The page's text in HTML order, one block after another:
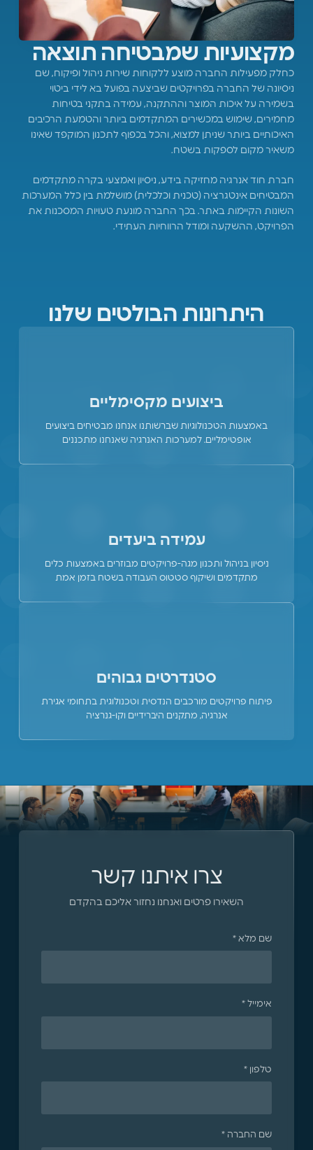
מקצועיות שמבטיחה תוצאה
כחלק מפעילות החברה מוצע ללקוחות שירות ניהול ופיקוח, שם
ניסיונה של החברה בפרויקטים שביצעה בפועל בא לידי ביטוי
בשמירה על איכות המוצר וההתקנה, עמידה בתקני בטיחות
מחמירים, שימוש במכשירים המתקדמים ביותר והטמעת הרכיבים
האיכותיים ביותר שניתן למצוא, והכל בכפוף לתכנון המוקפד שאינו
משאיר מקום לספקות בשטח.
חברת חוד אנרגיה מחזיקה בידע, ניסיון ואמצעי בקרה מתקדמים
המבטיחים אינטגרציה (טכנית וכלכלית) מושלמת בין כלל המערכות
השונות הקיימות באתר. בכך החברה מונעת טעויות המסכנות את
הפרויקט, ההשקעה ומודל הרווחיות העתידי.
היתרונות הבולטים שלנו
ביצועים מקסימליים
באמצעות הטכנולוגיות שברשותנו אנחנו מבטיחים ביצועים
אופטימליים. למערכות האנרגיה שאנחנו מתכננים
עמידה ביעדים
ניסיון בניהול ותכנון מגה-פרויקטים מבוזרים באמצעות כלים
מתקדמים ושיקוף סטטוס העבודה בשטח בזמן אמת
סטנדרטים גבוהים
פיתוח פרויקטים מורכבים הנדסית וטכנולוגית בתחומי אגירת
אנרגיה, מתקנים היברידיים וקו-גנרציה
צרו איתנו קשר
השאירו פרטים ואנחנו נחזור אליכם בהקדם
שם מלא *
אימייל *
טלפון *
שם החברה *